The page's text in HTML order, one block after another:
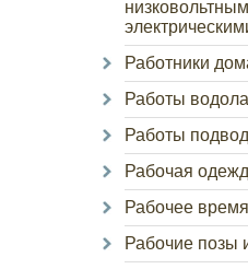
Работники
Работы
Работы
Рабочая
Рабочее время
Рабочие позы